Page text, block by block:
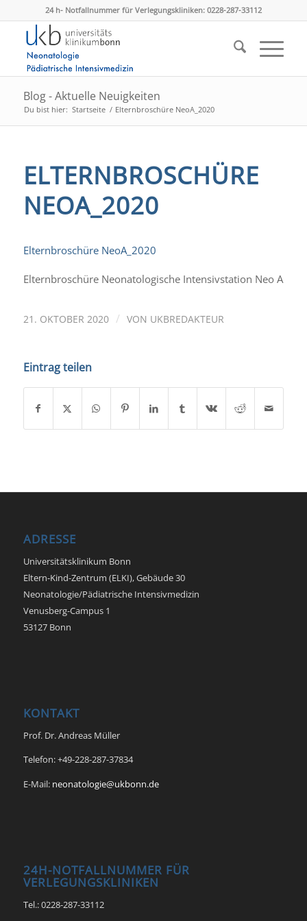
24 h- Notfallnummer für Verlegungskliniken: 0228-287-33112
Blog - Aktuelle Neuigkeiten
Du bist hier: Startseite / Elternbroschüre NeoA_2020
ELTERNBROSCHÜRE
NEOA_2020
Elternbroschüre NeoA_2020
Elternbroschüre Neonatologische Intensivstation Neo A
21. OKTOBER 2020 / VON UKBREDAKTEUR
Eintrag teilen
ADRESSE
Universitätsklinikum Bonn
Eltern-Kind-Zentrum (ELKI), Gebäude 30
Neonatologie/Pädiatrische Intensivmedizin
Venusberg-Campus 1
53127 Bonn
KONTAKT
Prof. Dr. Andreas Müller
Telefon: +49-228-287-37834
E-Mail: neonatologie@ukbonn.de
24H-NOTFALLNUMMER FÜR
VERLEGUNGSKLINIKEN
Tel.: 0228-287-33112